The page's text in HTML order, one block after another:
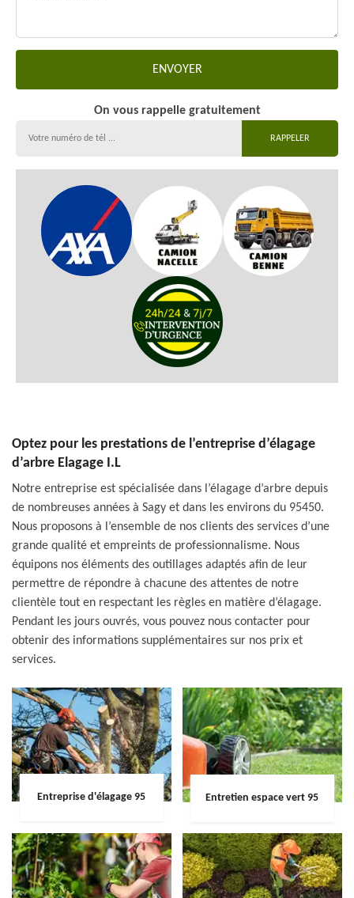
On vous rappelle gratuitement
Optez pour les prestations de l’entreprise d’élagage
d’arbre Elagage I.L
Notre entreprise est spécialisée dans l’élagage d’arbre depuis
de nombreuses années à Sagy et dans les environs du 95450.
Nous proposons à l’ensemble de nos clients des services d’une
grande qualité et empreints de professionnalisme. Nous
équipons nos éléments des outillages adaptés afin de leur
permettre de répondre à chacune des attentes de notre
clientèle tout en respectant les règles en matière d’élagage.
Pendant les jours ouvrés, vous pouvez nous contacter pour
obtenir des informations supplémentaires sur nos prix et
services.
Entreprise d'élagage 95 Entretien espace vert 95